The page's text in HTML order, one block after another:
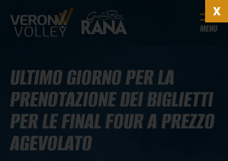
MENU
ULTIMO GIORNO PER LA
PRENOTAZIONE DEI BIGLIETTI
PER LE FINAL FOUR A PREZZO
AGEVOLATO